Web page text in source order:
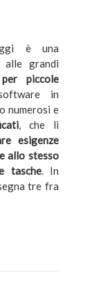
è una
alle grandi
piccole
in
numerosi e
, che li
esigenze
allo stesso
tasche. In
tre fra